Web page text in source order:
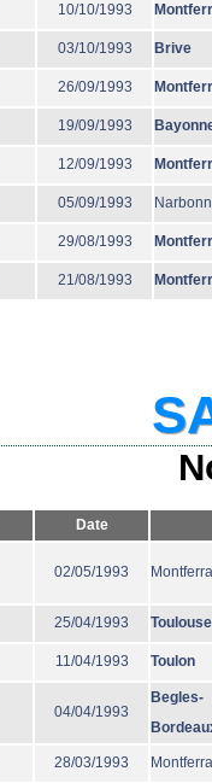
10/10/1993
03/10/1993 Brive
26/09/1993
19/09/1993
12/09/1993
05/09/1993
29/08/1993
21/08/1993
Date
02/05/1993
25/04/1993 Toulouse
11/04/1993 Toulon
04/04/1993
Begles-
28/03/1993